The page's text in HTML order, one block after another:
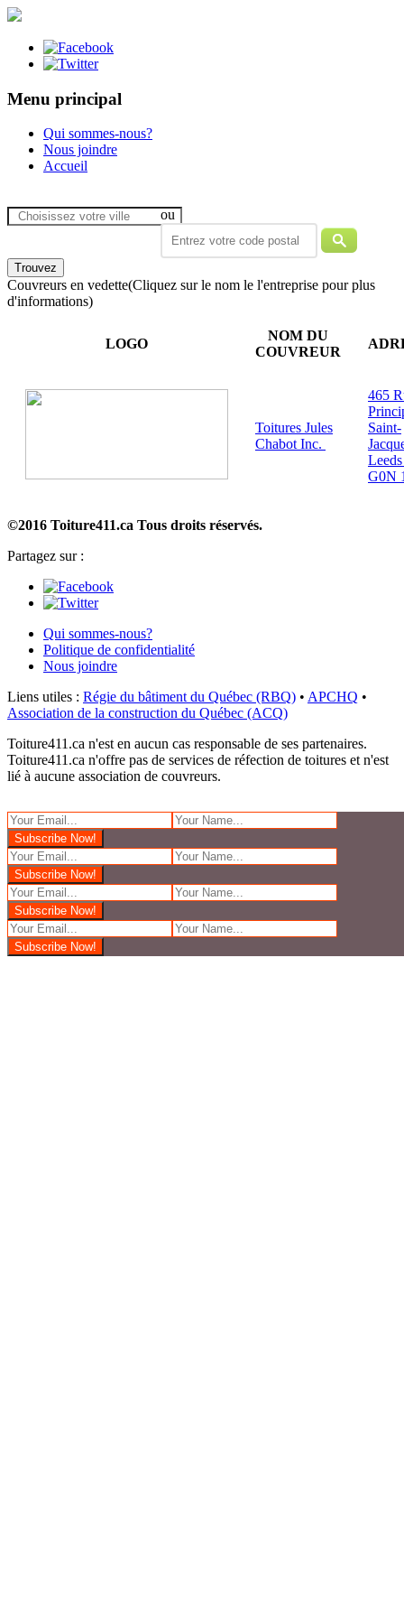
Menu principal
Qui sommes-nous?
Nous joindre
Accueil
ou
Couvreurs en vedette(Cliquez sur le nom le l'entreprise pour plus
d'informations)
LOGO
NOM DU
COUVREUR
Toitures Jules
Chabot Inc.
465
Saint-
G0N
©2016 Toiture411.ca Tous droits réservés.
Partagez sur :
Qui sommes-nous?
Politique de confidentialité
Nous joindre
Liens utiles : Régie du bâtiment du Québec (RBQ) • APCHQ •
Association de la construction du Québec (ACQ)
Toiture411.ca n'est en aucun cas responsable de ses partenaires.
Toiture411.ca n'offre pas de services de réfection de toitures et n'est
lié à aucune association de couvreurs.